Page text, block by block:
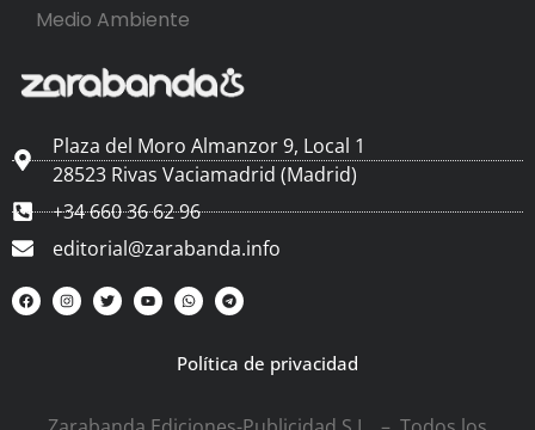
Medio Ambiente
Plaza del Moro Almanzor 9, Local 1
28523 Rivas Vaciamadrid (Madrid)
+34 660 36 62 96
editorial@zarabanda.info
Política de privacidad